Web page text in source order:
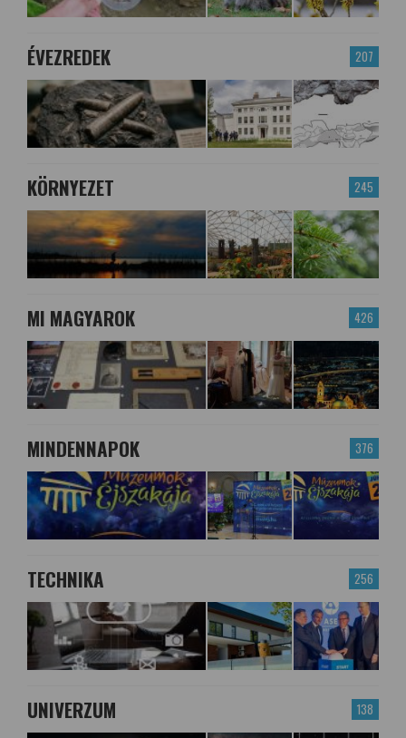
207
ÉVEZREDEK
245
KÖRNYEZET
426
MI MAGYAROK
376
MINDENNAPOK
256
TECHNIKA
138
UNIVERZUM